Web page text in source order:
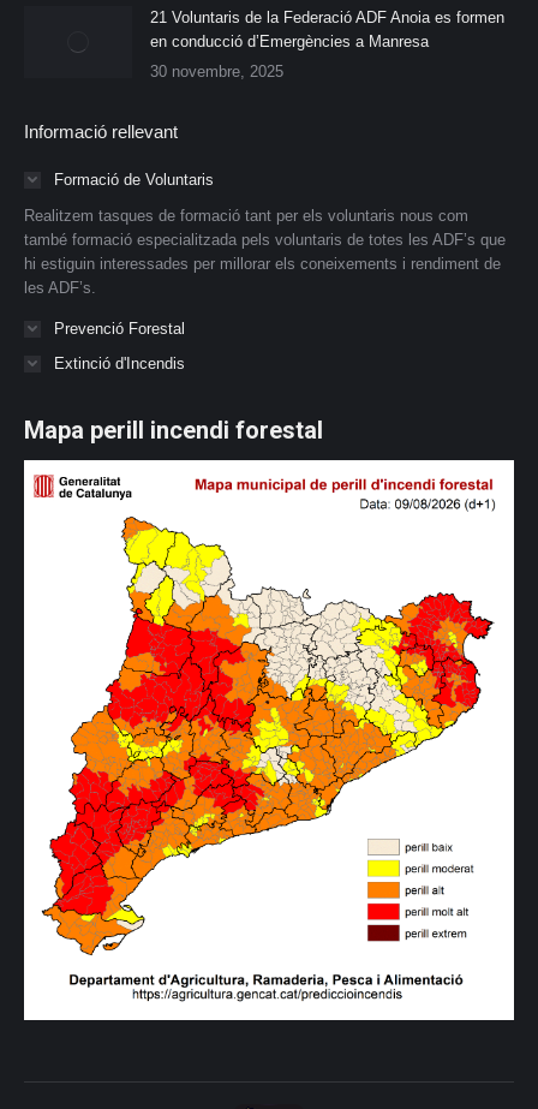
21 Voluntaris de la Federació ADF Anoia es formen
en conducció d’Emergències a Manresa
30 novembre, 2025
Informació rellevant
Formació de Voluntaris
Realitzem tasques de formació tant per els voluntaris nous com
també formació especialitzada pels voluntaris de totes les ADF’s que
hi estiguin interessades per millorar els coneixements i rendiment de
les ADF’s.
Prevenció Forestal
Extinció d'Incendis
Mapa perill incendi forestal